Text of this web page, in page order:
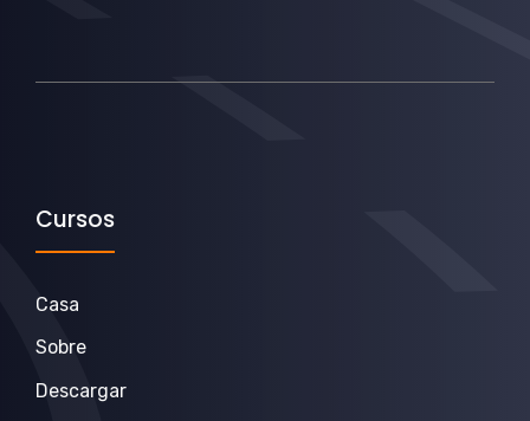
Cursos
Casa
Sobre
Descargar